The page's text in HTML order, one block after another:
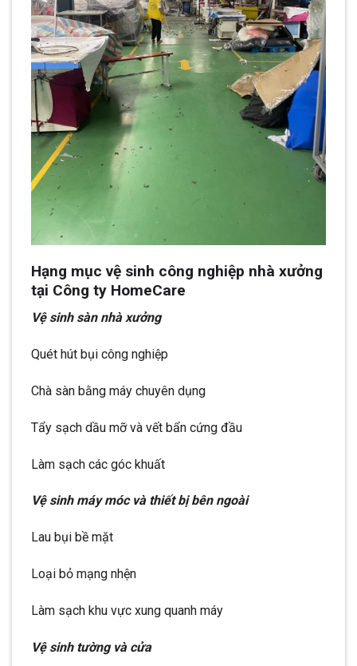
Hạng mục vệ sinh công nghiệp nhà xưởng
tại Công ty HomeCare
Vệ sinh sàn nhà xưởng
Quét hút bụi công nghiệp
Chà sàn bằng máy chuyên dụng
Tẩy sạch dầu mỡ và vết bẩn cứng đầu
Làm sạch các góc khuất
Vệ sinh máy móc và thiết bị bên ngoài
Lau bụi bề mặt
Loại bỏ mạng nhện
Làm sạch khu vực xung quanh máy
Vệ sinh tường và cửa